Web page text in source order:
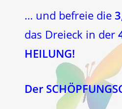
… und befreie die
das Dreieck in der
HEILUNG!
Der